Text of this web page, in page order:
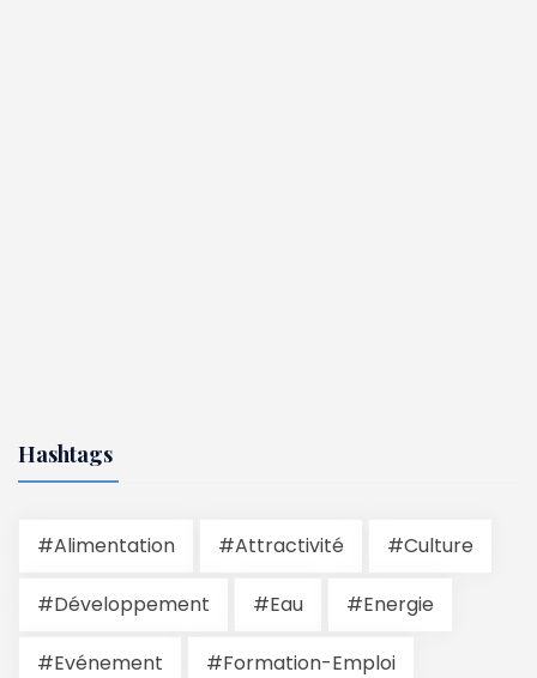
Hashtags
#Alimentation #Attractivité #Culture
#Développement #Eau #Energie
#Evénement #Formation-Emploi